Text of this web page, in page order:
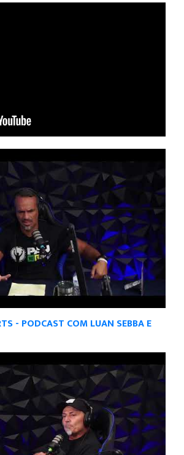
- PODCAST COM LUAN SEBBA E